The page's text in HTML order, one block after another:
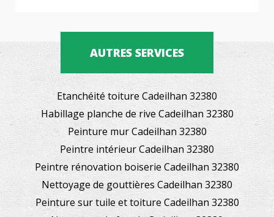
AUTRES SERVICES
Etanchéité toiture Cadeilhan 32380
Habillage planche de rive Cadeilhan 32380
Peinture mur Cadeilhan 32380
Peintre intérieur Cadeilhan 32380
Peintre rénovation boiserie Cadeilhan 32380
Nettoyage de gouttières Cadeilhan 32380
Peinture sur tuile et toiture Cadeilhan 32380